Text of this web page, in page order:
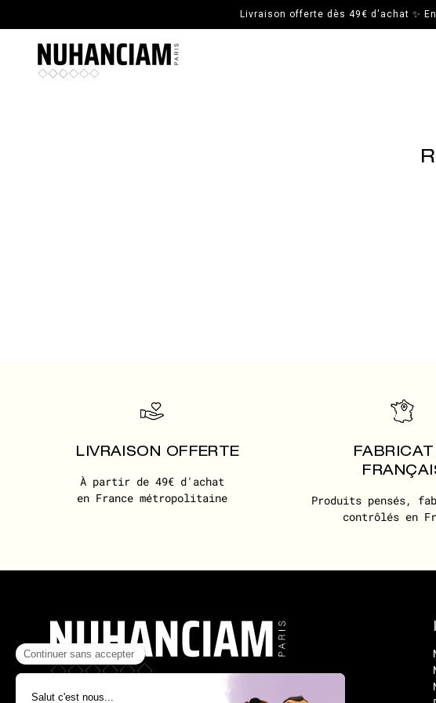
Livraison offerte dès 49€ d'achat ✨
LIVRAISON OFFERTE
À partir de 49€ d'achat
en France métropolitaine
Produits pensés,
contrôlés en